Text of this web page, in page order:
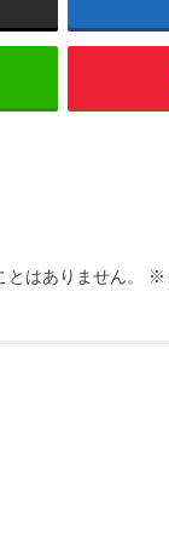
はありません。 ※